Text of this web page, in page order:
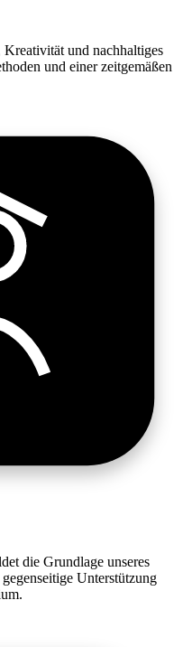
und nachhaltiges
und einer zeitgemäßen
die Grundlage unseres
Unterstützung